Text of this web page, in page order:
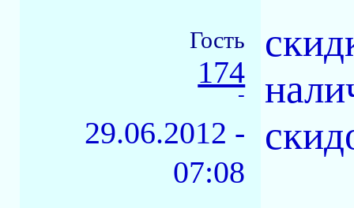
Гость
174
-
29.06.2012 -
07:08